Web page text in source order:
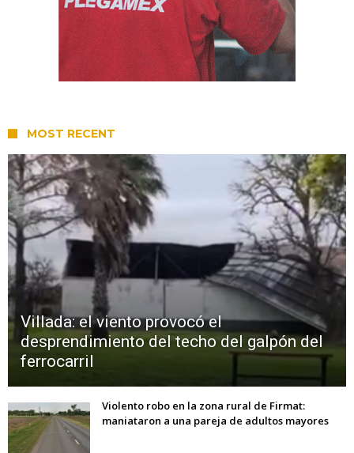
MOST RECENT
Villada: el viento provocó el
desprendimiento del techo del galpón del
ferrocarril
Violento robo en la zona rural de Firmat:
maniataron a una pareja de adultos mayores